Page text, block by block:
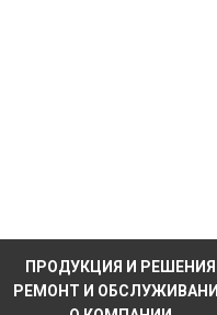
ПРОДУКЦИЯ И РЕШЕНИЯ
РЕМОНТ И